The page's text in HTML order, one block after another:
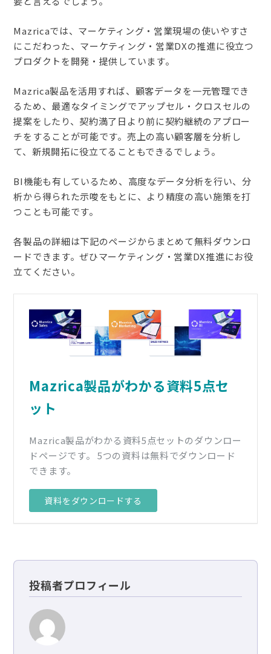
Mazricaでは、マーケティング・営業現場の使いやすさ
にこだわった、マーケティング・営業DXの推進に役立つ
プロダクトを開発・提供しています。
Mazrica製品を活用すれば、顧客データを一元管理でき
るため、最適なタイミングでアップセル・クロスセルの
提案をしたり、契約満了日より前に契約継続のアプロー
チをすることが可能です。売上の高い顧客層を分析し
て、新規開拓に役立てることもできるでしょう。
BI機能も有しているため、高度なデータ分析を行い、分
析から得られた示唆をもとに、より精度の高い施策を打
つことも可能です。
各製品の詳細は下記のページからまとめて無料ダウンロ
ードできます。ぜひマーケティング・営業DX推進にお役
立てください。
Mazrica製品がわかる資料5点セ
ット
Mazrica製品がわかる資料5点セットのダウンロー
ドページです。 5つの資料は無料でダウンロード
できます。
資料をダウンロードする
投稿者プロフィール